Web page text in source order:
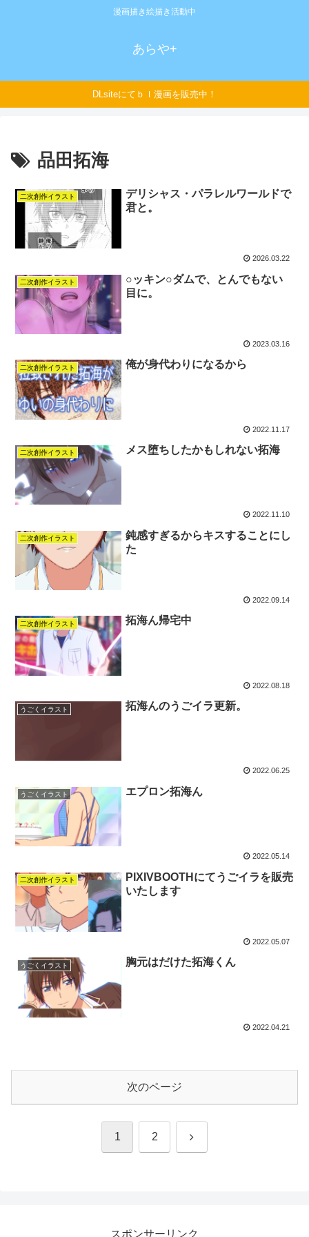
漫画描き絵描き活動中
あらや+
DLsiteにてｂｌ漫画を販売中！
品田拓海
二次創作イラスト
デリシャス・パラレルワールドで
君と。
2026.03.22
二次創作イラスト
○ッキン○ダムで、とんでもない
目に。
2023.03.16
二次創作イラスト 俺が身代わりになるから
2022.11.17
二次創作イラスト メス堕ちしたかもしれない拓海
2022.11.10
二次創作イラスト
鈍感すぎるからキスすることにし
た
2022.09.14
二次創作イラスト 拓海ん帰宅中
2022.08.18
うごくイラスト 拓海んのうごイラ更新。
2022.06.25
うごくイラスト エプロン拓海ん
2022.05.14
二次創作イラスト
PIXIVBOOTHにてうごイラを販売
いたします
2022.05.07
うごくイラスト 胸元はだけた拓海くん
2022.04.21
次のページ
1 2 次
スポンサーリンク